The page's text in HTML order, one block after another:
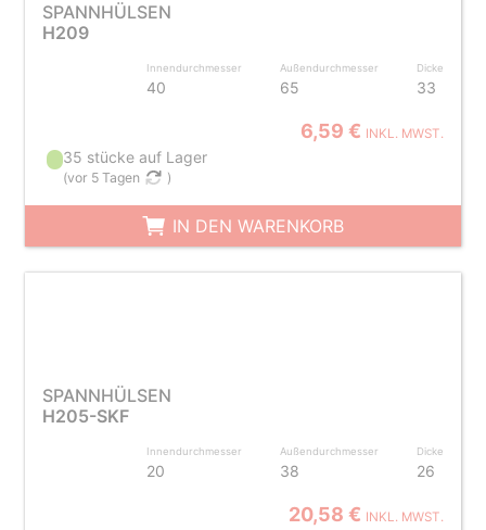
SPANNHÜLSEN
H209
Innendurchmesser
40
Außendurchmesser
65
Dicke
33
6,59 € INKL. MWST.
35 stücke auf Lager
(vor 5 Tagen )
IN DEN WARENKORB
SPANNHÜLSEN
H205-SKF
Innendurchmesser
20
Außendurchmesser
38
Dicke
26
20,58 € INKL. MWST.